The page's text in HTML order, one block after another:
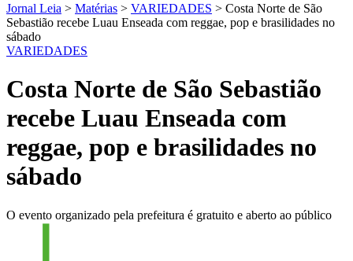
Jornal Leia > Matérias > VARIEDADES > Costa Norte de São
Sebastião recebe Luau Enseada com reggae, pop e brasilidades no
sábado
VARIEDADES
Costa Norte de São Sebastião
recebe Luau Enseada com
reggae, pop e brasilidades no
sábado
O evento organizado pela prefeitura é gratuito e aberto ao público